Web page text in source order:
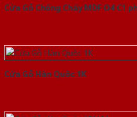
Cửa Gỗ Chống Cháy MDF O4 C1
Cửa Gỗ Hàn Quốc 1K